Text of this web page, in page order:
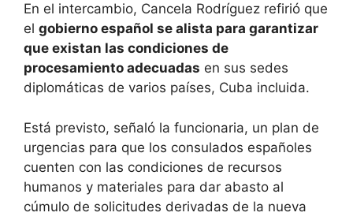
En el intercambio, Cancela Rodríguez refirió que
el gobierno español se alista para garantizar
que existan las condiciones de
procesamiento adecuadas en sus sedes
diplomáticas de varios países, Cuba incluida.
Está previsto, señaló la funcionaria, un plan de
urgencias para que los consulados españoles
cuenten con las condiciones de recursos
humanos y materiales para dar abasto al
cúmulo de solicitudes derivadas de la nueva